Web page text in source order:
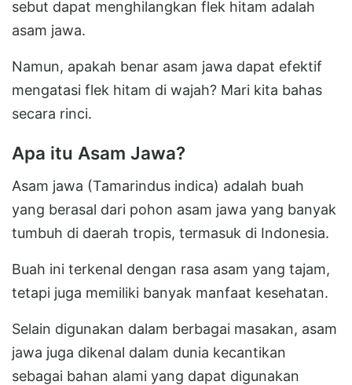
sebut dapat menghilangkan flek hitam adalah
asam jawa.
Namun, apakah benar asam jawa dapat efektif
mengatasi flek hitam di wajah? Mari kita bahas
secara rinci.
Apa itu Asam Jawa?
Asam jawa (Tamarindus indica) adalah buah
yang berasal dari pohon asam jawa yang banyak
tumbuh di daerah tropis, termasuk di Indonesia.
Buah ini terkenal dengan rasa asam yang tajam,
tetapi juga memiliki banyak manfaat kesehatan.
Selain digunakan dalam berbagai masakan, asam
jawa juga dikenal dalam dunia kecantikan
sebagai bahan alami yang dapat digunakan